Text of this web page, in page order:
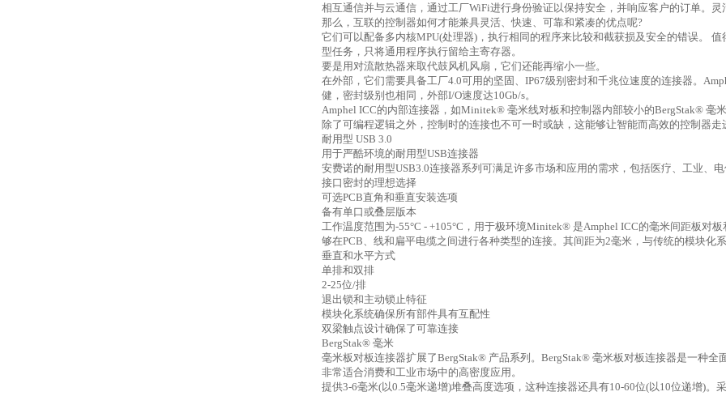
相互通信并与云通信，通过工厂WiFi进行身份验证以保持安全，并响应客户的订单。
那么，互联的控制器如何才能兼具灵活、快速、可靠和紧凑的优点呢?
它们可以配备多内核MPU(处理器) ，执行相同的程序来比较和截获损及安全的错误。
型任务，只将通用程序执行留给主寄存器。
要是用对流散热器来取代鼓风机风扇，它们还能再缩小一些。
在外部，它们需要具备工厂4.0可用的坚固、 IP67级别密封和千兆位速度的连接器。
健，密封级别也相同，外部I/O速度达10Gb/s。
Amphel ICC的内部连接器，如Minitek® 毫米线对板和控制器内部较小的BergStak® 毫
除了可编程逻辑之外，控制时的连接也不可一时或缺，这能够让智能而高效的控制器
耐用型 USB 3.0
用于严酷环境的耐用型USB连接器
安费诺的耐用型USB3.0连接器系列可满足许多市场和应用的需求，包括医疗、工业、
接口密封的理想选择
可选PCB直角和垂直安装选项
备有单口或叠层版本
工作温度范围为-55°C - +105°C ，用于极环境Minitek® 是Amphel ICC的毫米间距板对板
够在PCB、线和扁平电缆之间进行各种类型的连接。其间距为2毫米，与传统的模块化
垂直和水平方式
单排和双排
2-25位/排
退出锁和主动锁止特征
模块化系统确保所有部件具有互配性
双梁触点设计确保了可靠连接
BergStak® 毫米
毫米板对板连接器扩展了BergStak® 产品系列。 BergStak® 毫米板对板连接器是一种全
非常适合消费和工业市场中的高密度应用。
提供3-6毫米(以0.5毫米递增)堆叠高度选项，这种连接器还具有10-60位(以10位递增)。